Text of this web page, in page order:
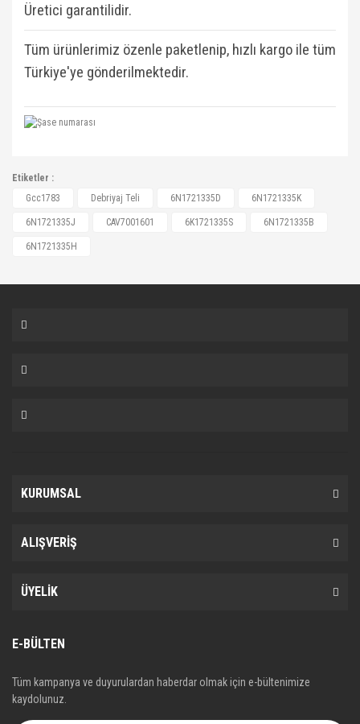
Üretici garantilidir.
Tüm ürünlerimiz özenle paketlenip, hızlı kargo ile tüm
Türkiye'ye gönderilmektedir.
CAV7001601, 6K1721335S, 6N1721335B,
Etiketler :
Gcc1783
Debriyaj Teli 6N1721335D 6N1721335K
6N1721335J CAV7001601 6K1721335S 6N1721335B
6N1721335H
KURUMSAL
ALIŞVERİŞ
ÜYELİK
E-BÜLTEN
Tüm kampanya ve duyurulardan haberdar olmak için e-bültenimize
kaydolunuz.